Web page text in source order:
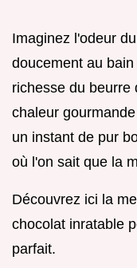
Imaginez l'odeur
doucement au
richesse du beurre
chaleur
un instant de pur
où l'on sait que la
Découvrez ici la
chocolat inratable
parfait.